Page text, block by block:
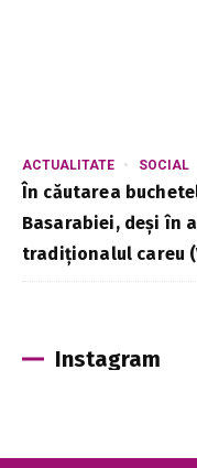
ACTUALITATE SOCIAL
În căutarea
Basarabiei, deși în
tradiționalul careu
Instagram